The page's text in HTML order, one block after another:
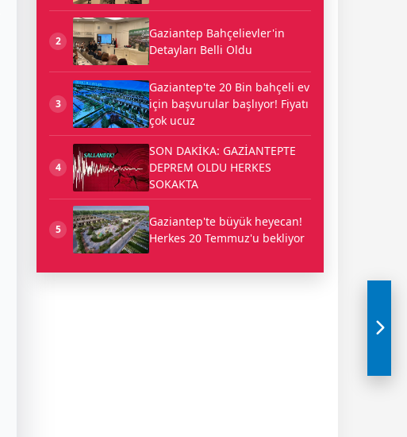
2
Gaziantep Bahçelievler'in
Detayları Belli Oldu
3
Gaziantep'te 20 Bin bahçeli ev
için başvurular başlıyor! Fiyatı
çok ucuz
4
SON DAKİKA: GAZİANTEPTE
DEPREM OLDU HERKES
SOKAKTA
5
Gaziantep'te büyük heyecan!
Herkes 20 Temmuz'u bekliyor